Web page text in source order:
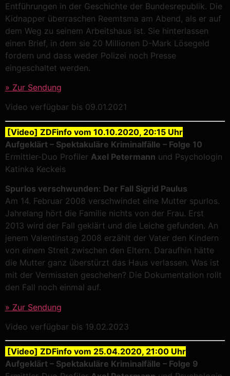
Entführungen in der Geschichte der Bundesrepublik. Die
Kidnapper überraschen Reemtsma am Abend, als er auf
dem Weg zu seinem Arbeitshaus ist. Sie hinterlassen
einen Brief, in dem sie 20 Millionen D-Mark Lösegeld
fordern und dass weder Polizei noch Presse
eingeschaltet werden.
» Zur Sendung
Video verfügbar bis 09.01.2021
[Video] ZDFinfo vom 10.10.2020, 20:15 Uhr
Aufgeklärt – Spektakuläre Kriminalfälle – Folge 10
Ermittler-Duo Profiler Axel Petermann und Psychologin
Katinka Keckeis
Spurlos verschwunden: Der Fall Sigrid Paulus
Am 14. Februar 2008 verschwindet eine Mutter spurlos.
Jahrelang hört die Familie nichts von der Frau. Erst
2013 wird der Fall geklärt und die Leiche gefunden. An
jenem Valentinstag 2008 erzählt der Vater den Kindern
von einem Streit zwischen den Eltern. Daraufhin hätte
die Mutter ganz überstürzt das Haus verlassen. Was ist
mit der Vermissten geschehen? Die Dokumentation rollt
den Fall noch einmal auf.
» Zur Sendung
Video verfügbar bis 19.02.2023
[Video] ZDFinfo vom 25.04.2020, 21:00 Uhr
Aufgeklärt – Spektakuläre Kriminalfälle – Folge 9